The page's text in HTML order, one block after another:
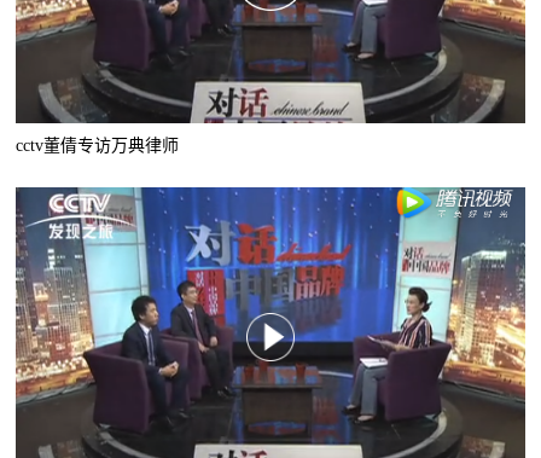
cctv董倩专访万典律师